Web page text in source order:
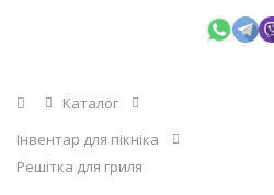
Головна
Каталог
Інвентар для пікніка
Решітка для гриля